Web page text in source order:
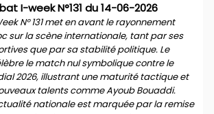
I-week N°131 du 14-06-2026
N° 131 met en avant le rayonnement
sur la scène internationale, tant par ses
que par sa stabilité politique. Le
le match nul symbolique contre le
2026, illustrant une maturité tactique et
talents comme Ayoub Bouaddi.
nationale est marquée par la remise